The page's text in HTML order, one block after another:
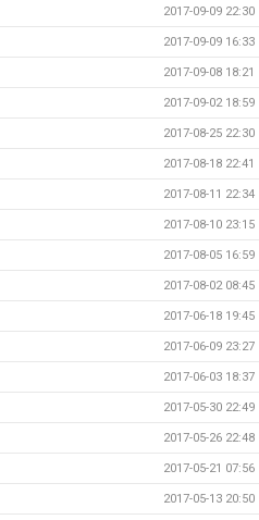
2017-09-09 22:30
2017-09-09 16:33
2017-09-08 18:21
2017-09-02 18:59
2017-08-25 22:30
2017-08-18 22:41
2017-08-11 22:34
2017-08-10 23:15
2017-08-05 16:59
2017-08-02 08:45
2017-06-18 19:45
2017-06-09 23:27
2017-06-03 18:37
2017-05-30 22:49
2017-05-26 22:48
2017-05-21 07:56
2017-05-13 20:50